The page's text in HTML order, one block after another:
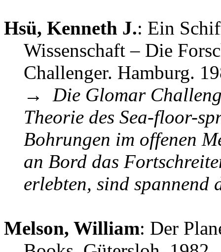
Hsü, Kenneth J.: Ein
Wissenschaft – Die
Challenger. Hamburg.
→
Die Glomar
Theorie des Sea-floor-
Bohrungen im offenen
an Bord das
erlebten, sind spannend
Melson, William: Der